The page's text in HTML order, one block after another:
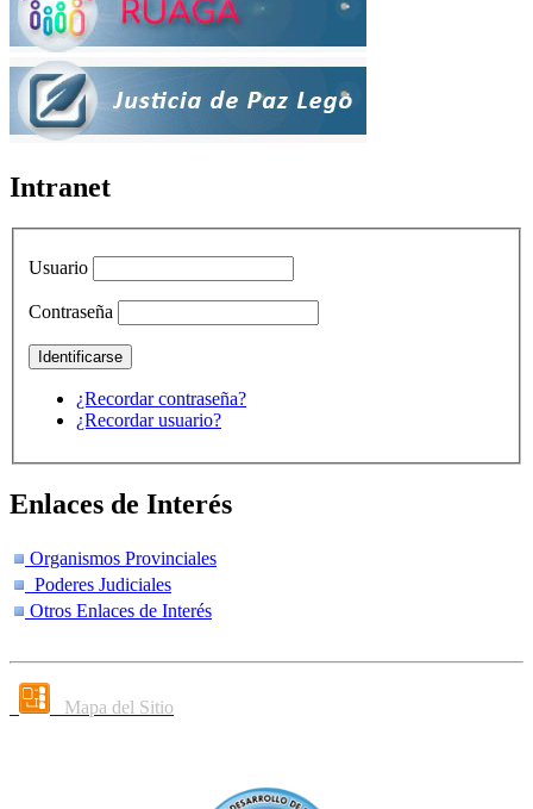
Intranet
Usuario
Contraseña
¿Recordar contraseña?
¿Recordar usuario?
Enlaces de Interés
Organismos Provinciales
Poderes Judiciales
Otros Enlaces de Interés
Mapa del Sitio